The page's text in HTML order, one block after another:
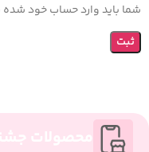
شما باید وارد حساب خود شده
محصولات